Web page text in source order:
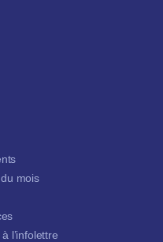
mois
à l’infolettre